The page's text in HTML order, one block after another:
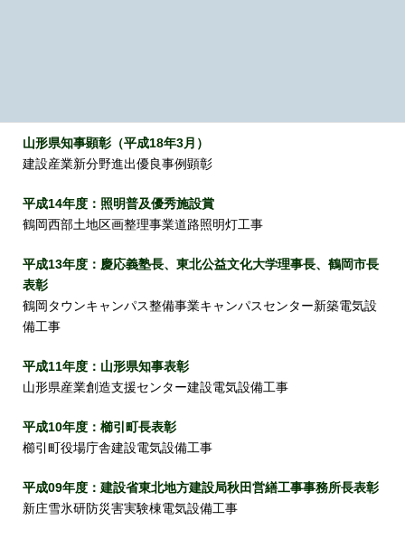
山形県知事顕彰（平成18年3月）
建設産業新分野進出優良事例顕彰
平成14年度：照明普及優秀施設賞
鶴岡西部土地区画整理事業道路照明灯工事
平成13年度：慶応義塾長、東北公益文化大学理事長、鶴岡市長
表彰
鶴岡タウンキャンパス整備事業キャンパスセンター新築電気設
備工事
平成11年度：山形県知事表彰
山形県産業創造支援センター建設電気設備工事
平成10年度：櫛引町長表彰
櫛引町役場庁舎建設電気設備工事
平成09年度：建設省東北地方建設局秋田営繕工事事務所長表彰
新庄雪氷研防災害実験棟電気設備工事